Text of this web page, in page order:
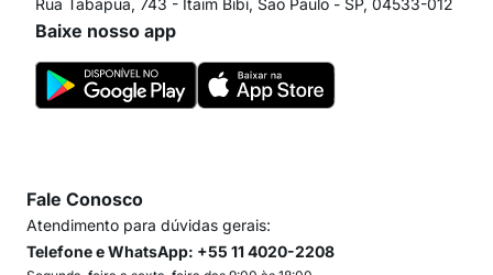
Rua Tabapuã, 743 - Itaim Bibi, São Paulo - SP, 04533-012
Baixe nosso app
Fale Conosco
Atendimento para dúvidas gerais:
Telefone e WhatsApp: +55 11 4020-2208